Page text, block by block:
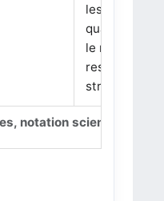
notation scientifique et
les triangles,
le repérage
restent
structurants.